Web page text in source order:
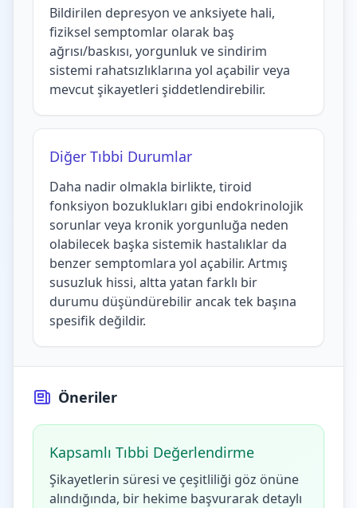
Bildirilen depresyon ve anksiyete hali,
fiziksel semptomlar olarak baş
ağrısı/baskısı, yorgunluk ve sindirim
sistemi rahatsızlıklarına yol açabilir veya
mevcut şikayetleri şiddetlendirebilir.
Diğer Tıbbi Durumlar
Daha nadir olmakla birlikte, tiroid
fonksiyon bozuklukları gibi endokrinolojik
sorunlar veya kronik yorgunluğa neden
olabilecek başka sistemik hastalıklar da
benzer semptomlara yol açabilir. Artmış
susuzluk hissi, altta yatan farklı bir
durumu düşündürebilir ancak tek başına
spesifik değildir.
Öneriler
Kapsamlı Tıbbi Değerlendirme
Şikayetlerin süresi ve çeşitliliği göz önüne
alındığında, bir hekime başvurarak detaylı